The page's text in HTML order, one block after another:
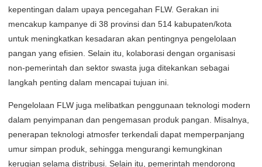
kepentingan dalam upaya pencegahan FLW. Gerakan ini
mencakup kampanye di 38 provinsi dan 514 kabupaten/kota
untuk meningkatkan kesadaran akan pentingnya pengelolaan
pangan yang efisien. Selain itu, kolaborasi dengan organisasi
non-pemerintah dan sektor swasta juga ditekankan sebagai
langkah penting dalam mencapai tujuan ini.
Pengelolaan FLW juga melibatkan penggunaan teknologi modern
dalam penyimpanan dan pengemasan produk pangan. Misalnya,
penerapan teknologi atmosfer terkendali dapat memperpanjang
umur simpan produk, sehingga mengurangi kemungkinan
kerugian selama distribusi. Selain itu, pemerintah mendorong